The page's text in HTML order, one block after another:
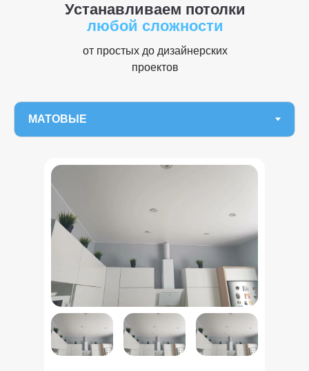
Устанавливаем потолки
любой сложности
от простых до дизайнерских
проектов